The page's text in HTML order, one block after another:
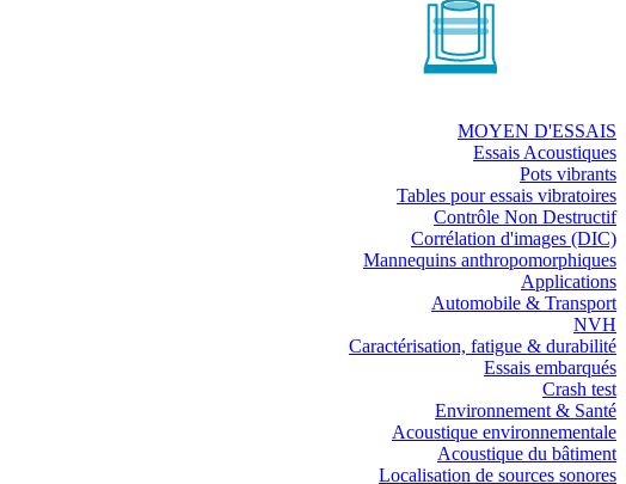
MOYEN D'ESSAIS
Essais Acoustiques
Pots vibrants
Tables pour essais vibratoires
Contrôle Non Destructif
Corrélation d'images (DIC)
Mannequins anthropomorphiques
Applications
Automobile & Transport
NVH
Caractérisation, fatigue & durabilité
Essais embarqués
Crash test
Environnement & Santé
Acoustique environnementale
Acoustique du bâtiment
Localisation de sources sonores